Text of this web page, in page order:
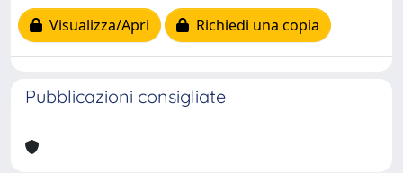
Visualizza/Apri
Richiedi una copia
Pubblicazioni consigliate